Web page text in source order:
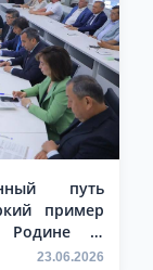
путь
пример
Родине и
23.06.2026